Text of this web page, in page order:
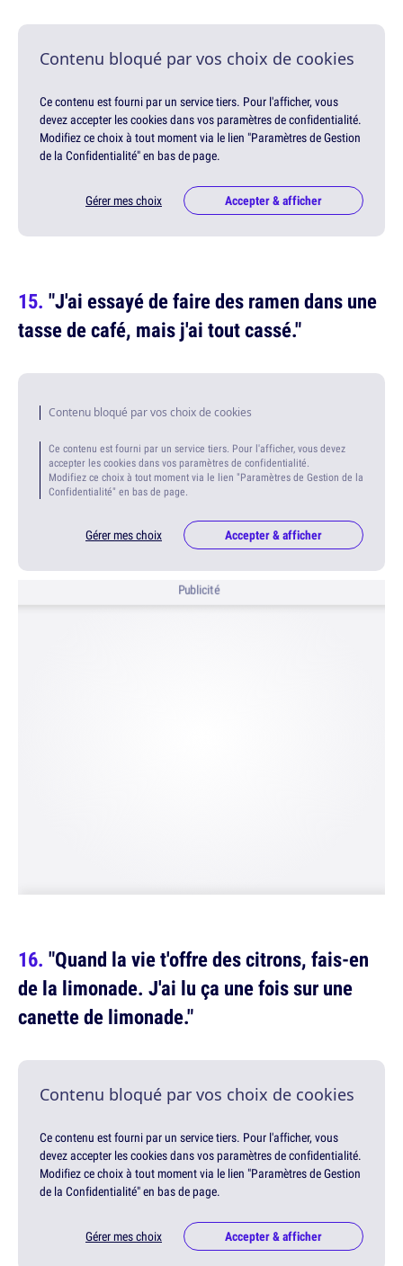
Contenu bloqué par vos choix de cookies
Ce contenu est fourni par un service tiers. Pour l'afficher, vous
devez accepter les cookies dans vos paramètres de confidentialité.
Modifiez ce choix à tout moment via le lien "Paramètres de Gestion
de la Confidentialité" en bas de page.
Gérer mes choix Accepter & afficher
"J'ai essayé de faire des ramen dans une
tasse de café, mais j'ai tout cassé."
Contenu bloqué par vos choix de cookies
Ce contenu est fourni par un service tiers. Pour l'afficher, vous devez
accepter les cookies dans vos paramètres de confidentialité.
Modifiez ce choix à tout moment via le lien "Paramètres de Gestion de la
Confidentialité" en bas de page.
Gérer mes choix Accepter & afficher
Publicité
"Quand la vie t'offre des citrons, fais-en
de la limonade. J'ai lu ça une fois sur une
canette de limonade."
Contenu bloqué par vos choix de cookies
Ce contenu est fourni par un service tiers. Pour l'afficher, vous
devez accepter les cookies dans vos paramètres de confidentialité.
Modifiez ce choix à tout moment via le lien "Paramètres de Gestion
de la Confidentialité" en bas de page.
Gérer mes choix Accepter & afficher